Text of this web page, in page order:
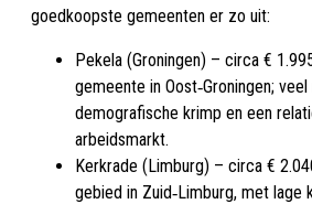
goedkoopste gemeenten er zo uit:
Pekela (Groningen) – circa €
gemeente in Oost‑Groningen;
demografische krimp en een
arbeidsmarkt.
Kerkrade (Limburg) – circa €
gebied in Zuid‑Limburg, met lage